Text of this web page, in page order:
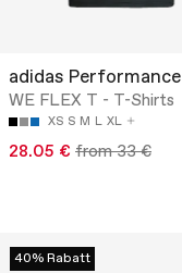
adidas Performance
WE FLEX T - T-Shirts
XS S M L XL
28.05 € from 33 €
40% Rabatt